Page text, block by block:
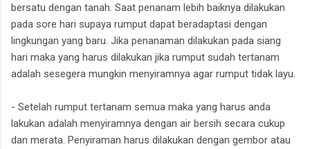
bersatu dengan tanah. Saat penanam lebih baiknya dilakukan
pada sore hari supaya rumput dapat beradaptasi dengan
lingkungan yang baru. Jika penanaman dilakukan pada siang
hari maka yang harus dilakukan jika rumput sudah tertanam
adalah sesegera mungkin menyiramnya agar rumput tidak layu.
- Setelah rumput tertanam semua maka yang harus anda
lakukan adalah menyiramnya dengan air bersih secara cukup
dan merata. Penyiraman harus dilakukan dengan gembor atau